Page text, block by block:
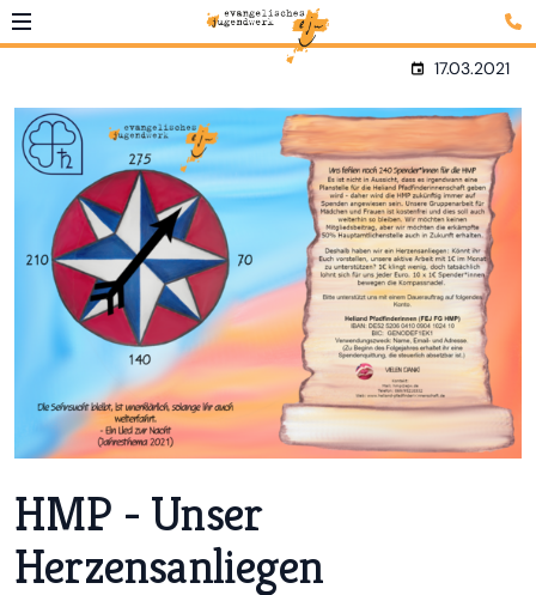
17.03.2021
HMP - Unser
Herzensanliegen